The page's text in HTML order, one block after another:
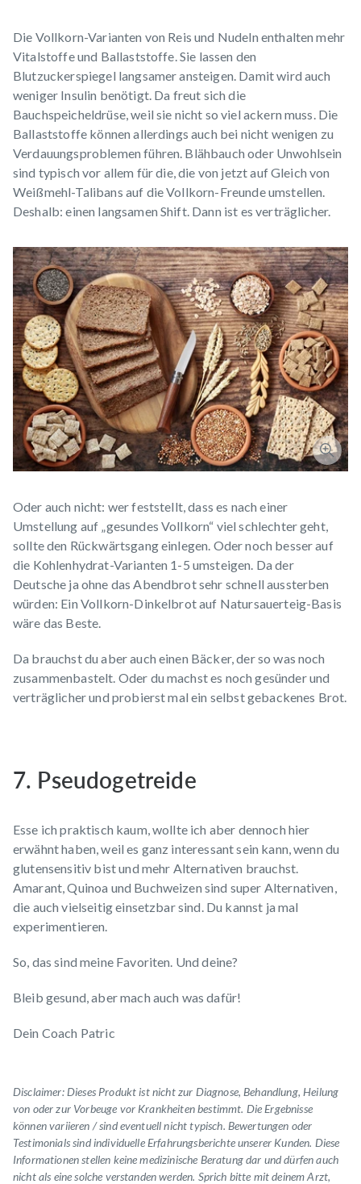
Die Vollkorn-Varianten von Reis und Nudeln enthalten mehr
Vitalstoffe und Ballaststoffe. Sie lassen den
Blutzuckerspiegel langsamer ansteigen. Damit wird auch
weniger Insulin benötigt. Da freut sich die
Bauchspeicheldrüse, weil sie nicht so viel ackern muss. Die
Ballaststoffe können allerdings auch bei nicht wenigen zu
Verdauungsproblemen führen. Blähbauch oder Unwohlsein
sind typisch vor allem für die, die von jetzt auf Gleich von
Weißmehl-Talibans auf die Vollkorn-Freunde umstellen.
Deshalb: einen langsamen Shift. Dann ist es verträglicher.
Oder auch nicht: wer feststellt, dass es nach einer
Umstellung auf „gesundes Vollkorn“ viel schlechter geht,
sollte den Rückwärtsgang einlegen. Oder noch besser auf
die Kohlenhydrat-Varianten 1-5 umsteigen. Da der
Deutsche ja ohne das Abendbrot sehr schnell aussterben
würden: Ein Vollkorn-Dinkelbrot auf Natursauerteig-Basis
wäre das Beste.
Da brauchst du aber auch einen Bäcker, der so was noch
zusammenbastelt. Oder du machst es noch gesünder und
verträglicher und probierst mal ein selbst gebackenes Brot.
7. Pseudogetreide
Esse ich praktisch kaum, wollte ich aber dennoch hier
erwähnt haben, weil es ganz interessant sein kann, wenn du
glutensensitiv bist und mehr Alternativen brauchst.
Amarant, Quinoa und Buchweizen sind super Alternativen,
die auch vielseitig einsetzbar sind. Du kannst ja mal
experimentieren.
So, das sind meine Favoriten. Und deine?
Bleib gesund, aber mach auch was dafür!
Dein Coach Patric
Disclaimer: Dieses Produkt ist nicht zur Diagnose, Behandlung, Heilung
von oder zur Vorbeuge vor Krankheiten bestimmt. Die Ergebnisse
können variieren / sind eventuell nicht typisch. Bewertungen oder
Testimonialssind individuelle Erfahrungsberichte unserer Kunden. Diese
Informationen stellen keine medizinische Beratung dar und dürfen auch
nicht als eine solche verstanden werden. Sprich bitte mit deinem Arzt,